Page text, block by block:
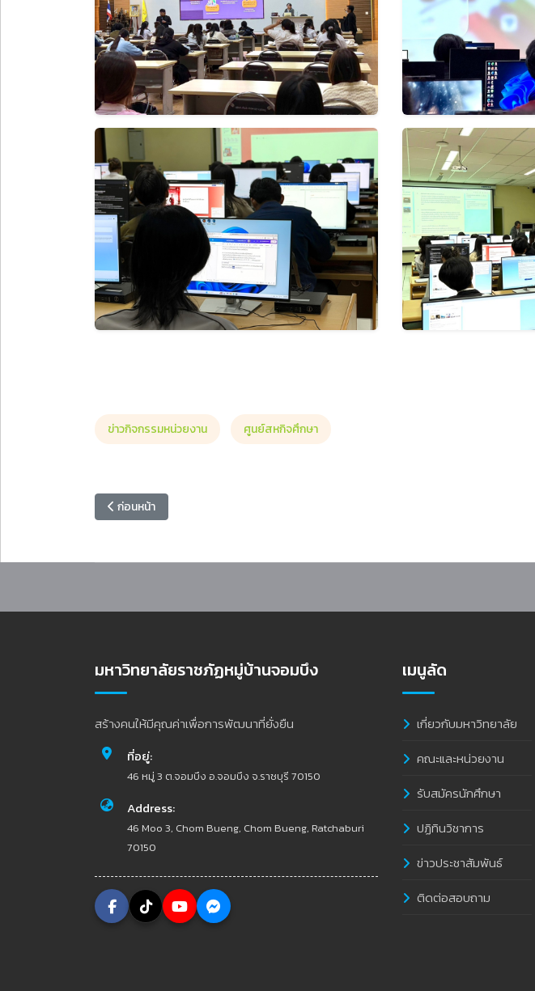
ข่าวกิจกรรมหน่วยงาน ศูนย์สหกิจศึกษา
เนื้อหาก่อนหน้า: ศูนย์ภาษาและความสัมพันธ์ระหว่างประเทศ จัด English Camp พัฒนาทักษะภ
ก่อนหน้า
มหาวิทยาลัยราชภัฏหมู่บ้านจอมบึง
สร้างคนให้มีคุณค่าเพื่อการพัฒนาที่ยั่งยืน
ที่อยู่:
46 หมู่ 3 ต.จอมบึง อ.จอมบึง จ.ราชบุรี 70150
Address:
46 Moo 3, Chom Bueng, Chom Bueng, Ratchaburi
70150
เมนูลัด
เกี่ยวกับมหาวิทยาลัย
คณะและหน่วยงาน
รับสมัครนักศึกษา
ปฏิทินวิชาการ
ข่าวประชาสัมพันธ์
ติดต่อสอบถาม